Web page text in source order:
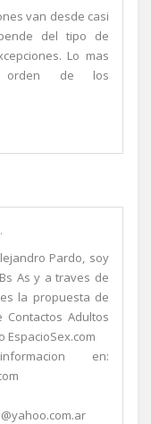
van desde casi
del tipo de
Lo mas
de los
Pardo, soy
As y a traves de
la propuesta de
Adultos
en: